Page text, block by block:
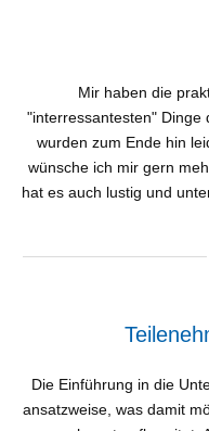
Mir haben die
"interressantesten" Dinge
wurden zum Ende hin
wünsche ich mir gern
hat es auch lustig und
Die Einführung in die
ansatzweise, was damit